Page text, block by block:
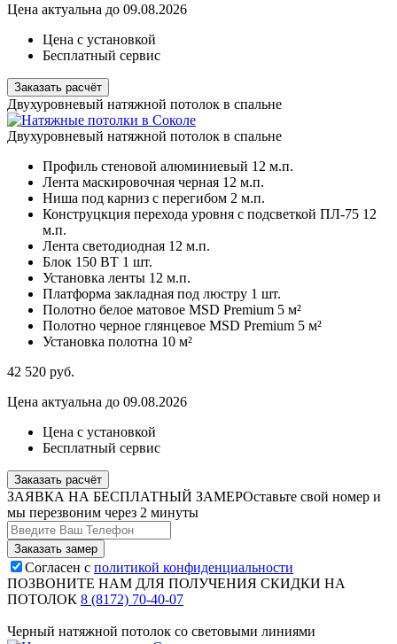
Цена актуальна до 09.08.2026
Цена с установкой
Бесплатный сервис
Заказать расчёт
Двухуровневый натяжной потолок в спальне
Двухуровневый натяжной потолок в спальне
Профиль стеновой алюминиевый 12 м.п.
Лента маскировочная черная 12 м.п.
Ниша под карниз с перегибом 2 м.п.
Конструцкция перехода уровня с подсветкой ПЛ-75 12
м.п.
Лента светодиодная 12 м.п.
Блок 150 ВТ 1 шт.
Установка ленты 12 м.п.
Платформа закладная под люстру 1 шт.
Полотно белое матовое MSD Premium 5 м²
Полотно черное глянцевое MSD Premium 5 м²
Установка полотна 10 м²
42 520 руб.
Цена актуальна до 09.08.2026
Цена с установкой
Бесплатный сервис
Заказать расчёт
ЗАЯВКА НА БЕСПЛАТНЫЙ ЗАМЕРОставьте свой номер и
мы перезвоним через 2 минуты
Согласен с политикой конфиденциальности
ПОЗВОНИТЕ НАМ ДЛЯ ПОЛУЧЕНИЯ СКИДКИ НА
ПОТОЛОК 8 (8172) 70-40-07
Черный натяжной потолок со световыми линиями